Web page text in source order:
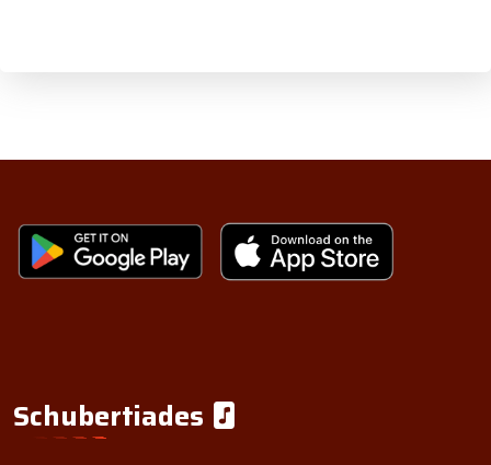
Schubertiades